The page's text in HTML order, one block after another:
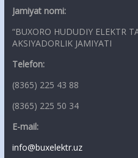
Jamiyat nomi:
“BUXORO HUDUDIY ELEKTR
AKSIYADORLIK JAMIYATI
Telefon:
(8365) 225 43 88
(8365) 225 50 34
E-mail:
info@buxelektr.uz